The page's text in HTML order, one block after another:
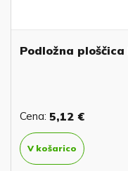
Podložna ploščica
Cena: 5,12 €
V košarico